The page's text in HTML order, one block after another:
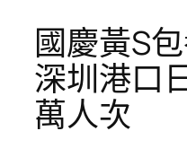
國慶黃S
深圳港口
萬人次